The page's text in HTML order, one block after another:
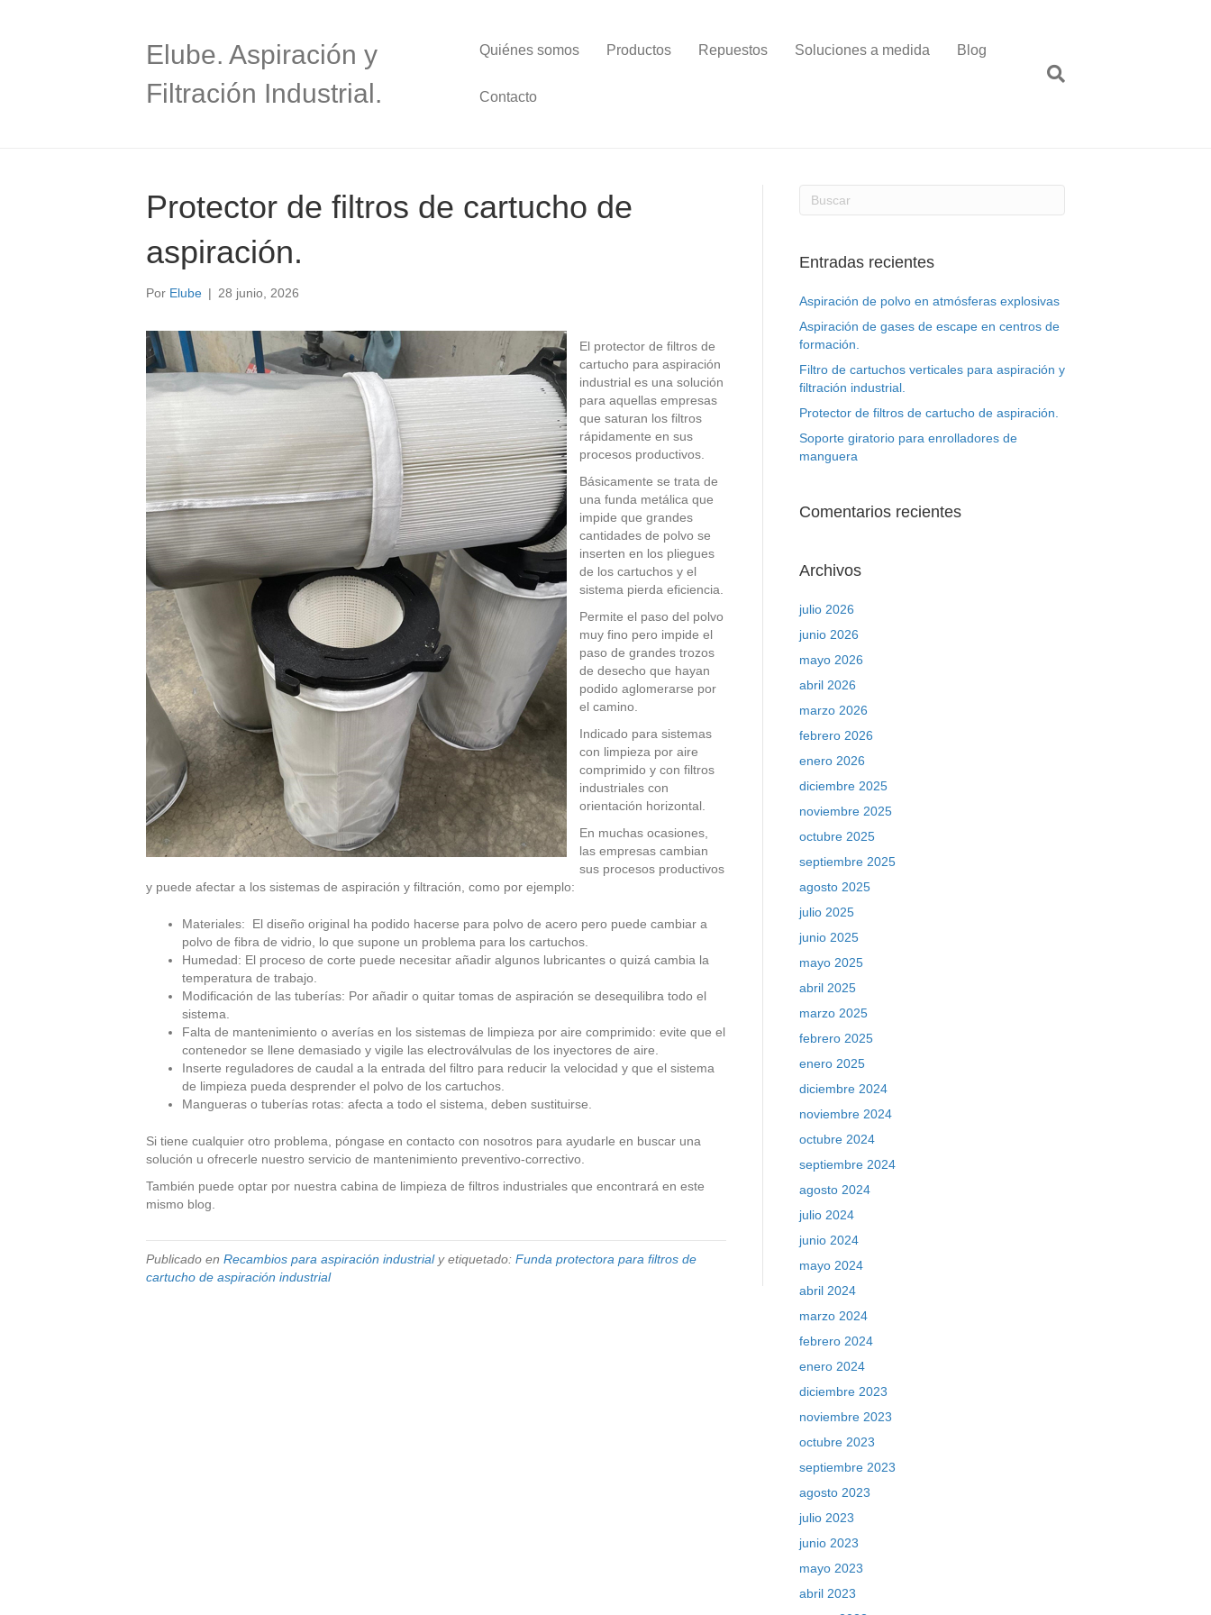
Elube. Aspiración y
Filtración Industrial.
Quiénes somos Productos Repuestos Soluciones a medida Blog
Contacto
Protector de filtros de cartucho de
aspiración.
Por Elube | 28 junio, 2026
El protector de filtros de
cartucho para aspiración
industrial es una solución
para aquellas empresas
que saturan los filtros
rápidamente en sus
procesos productivos.
Básicamente se trata de
una funda metálica que
impide que grandes
cantidades de polvo se
inserten en los pliegues
de los cartuchos y el
sistema pierda eficiencia.
Permite el paso del polvo
muy fino pero impide el
paso de grandes trozos
de desecho que hayan
podido aglomerarse por
el camino.
Indicado para sistemas
con limpieza por aire
comprimido y con filtros
industriales con
orientación horizontal.
En muchas ocasiones,
las empresas cambian
sus procesos productivos
y puede afectar a los sistemas de aspiración y filtración, como por ejemplo:
Materiales: El diseño original ha podido hacerse para polvo de acero pero puede cambiar a
polvo de fibra de vidrio, lo que supone un problema para los cartuchos.
Humedad: El proceso de corte puede necesitar añadir algunos lubricantes o quizá cambia la
temperatura de trabajo.
Modificación de las tuberías: Por añadir o quitar tomas de aspiración se desequilibra todo el
sistema.
Falta de mantenimiento o averías en los sistemas de limpieza por aire comprimido: evite que el
contenedor se llene demasiado y vigile las electroválvulas de los inyectores de aire.
Inserte reguladores de caudal a la entrada del filtro para reducir la velocidad y que el sistema
de limpieza pueda desprender el polvo de los cartuchos.
Mangueras o tuberías rotas: afecta a todo el sistema, deben sustituirse.
Si tiene cualquier otro problema, póngase en contacto con nosotros para ayudarle en buscar una
solución u ofrecerle nuestro servicio de mantenimiento preventivo-correctivo.
También puede optar por nuestra cabina de limpieza de filtros industriales que encontrará en este
mismo blog.
Publicado en Recambios para aspiración industrialy etiquetado: Funda protectora para filtros de
cartucho de aspiración industrial
Entradas recientes
Aspiración de polvo en atmósferas explosivas
Aspiración de gases de escape en centros de
formación.
Filtro de cartuchos verticales para aspiración y
filtración industrial.
Protector de filtros de cartucho de aspiración.
Soporte giratorio para enrolladores de
manguera
Comentarios recientes
Archivos
julio 2026
junio 2026
mayo 2026
abril 2026
marzo 2026
febrero 2026
enero 2026
diciembre 2025
noviembre 2025
octubre 2025
septiembre 2025
agosto 2025
julio 2025
junio 2025
mayo 2025
abril 2025
marzo 2025
febrero 2025
enero 2025
diciembre 2024
noviembre 2024
octubre 2024
septiembre 2024
agosto 2024
julio 2024
junio 2024
mayo 2024
abril 2024
marzo 2024
febrero 2024
enero 2024
diciembre 2023
noviembre 2023
octubre 2023
septiembre 2023
agosto 2023
julio 2023
junio 2023
mayo 2023
abril 2023